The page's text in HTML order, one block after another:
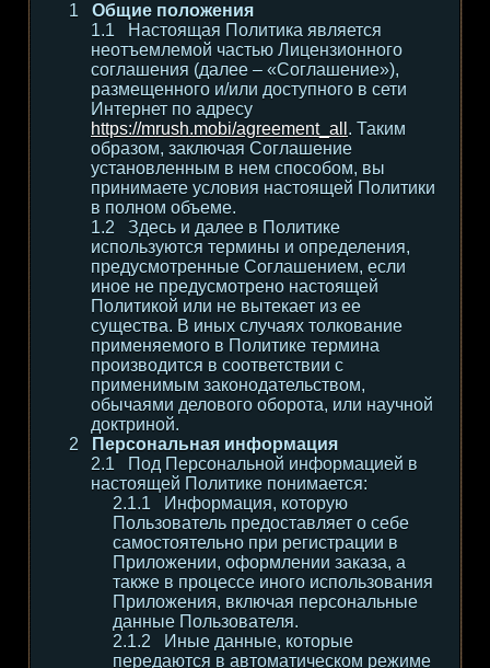
Общие положения
Настоящая Политика является
неотъемлемой частью Лицензионного
соглашения (далее – «Соглашение»),
размещенного и/или доступного в сети
Интернет по адресу
https://mrush.mobi/agreement_all . Таким
образом, заключая Соглашение
установленным в нем способом, вы
принимаете условия настоящей Политики
в полном объеме.
Здесь и далее в Политике
используются термины и определения,
предусмотренные Соглашением, если
иное не предусмотрено настоящей
Политикой или не вытекает из ее
существа. В иных случаях толкование
применяемого в Политике термина
производится в соответствии с
применимым законодательством,
обычаями делового оборота, или научной
доктриной.
Персональная информация
Под Персональной информацией в
настоящей Политике понимается:
Информация, которую
Пользователь предоставляет о себе
самостоятельно при регистрации в
Приложении, оформлении заказа, а
также в процессе иного использования
Приложения, включая персональные
данные Пользователя.
Иные данные, которые
передаются в автоматическом режиме